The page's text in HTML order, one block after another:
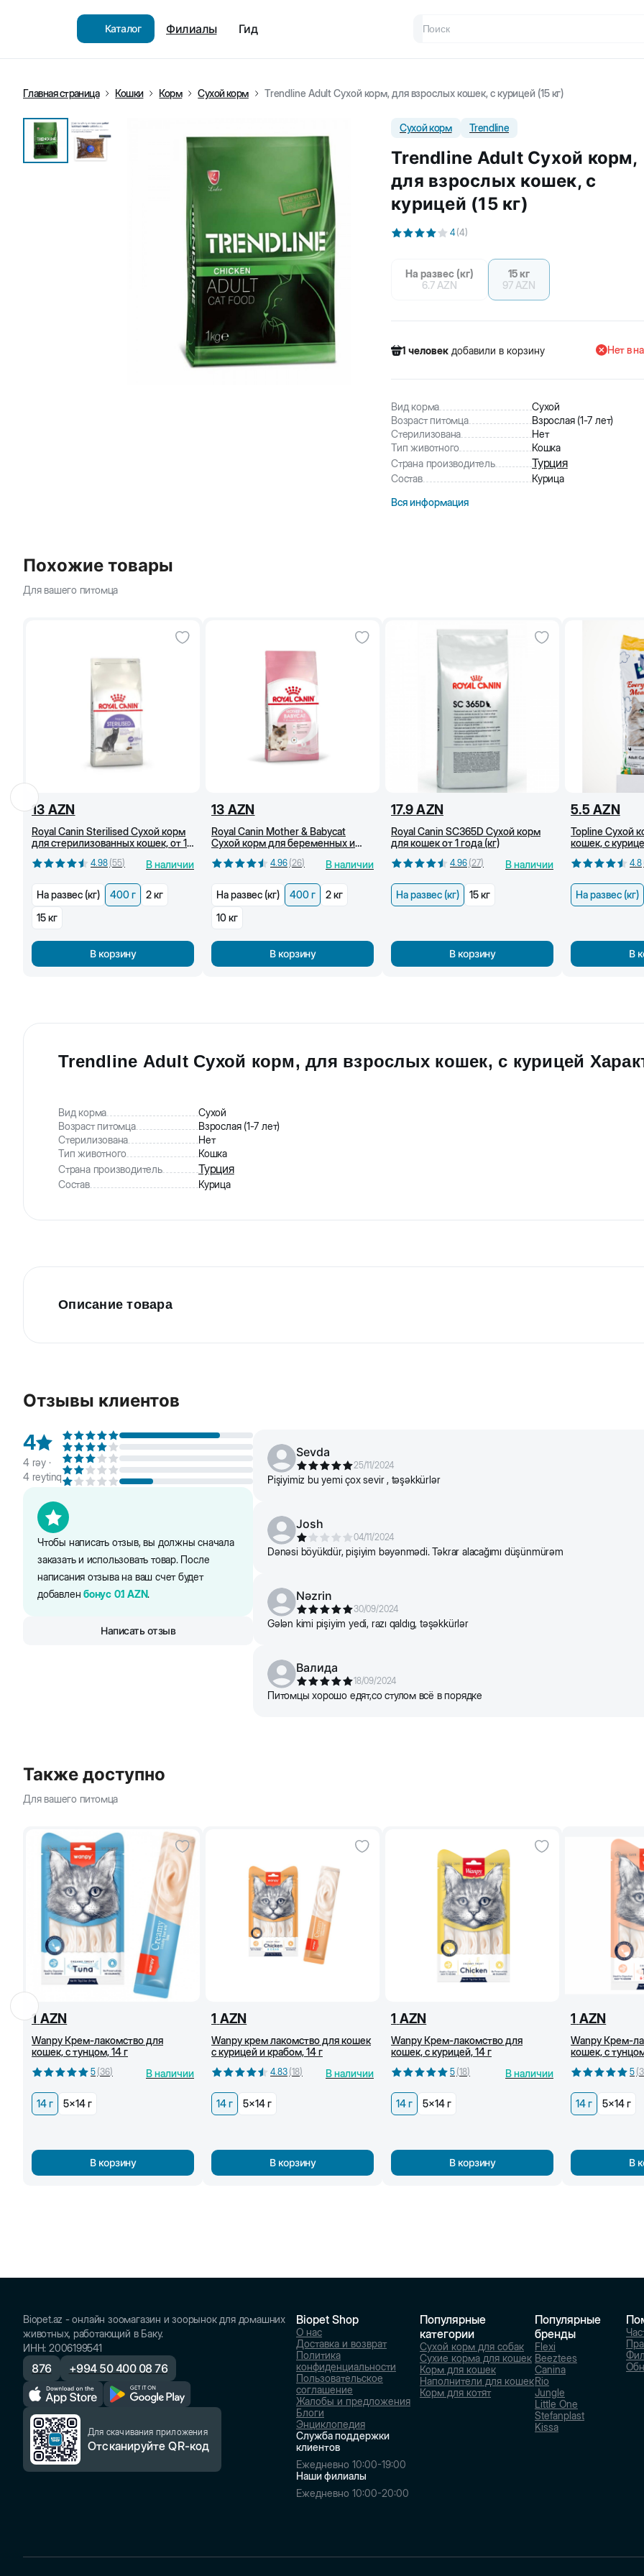
Каталог Филиалы Гид
Главная страница Кошки Корм Сухой корм Trendline Adult Сухой корм, для взрослых кошек, с курицей (15 кг)
Сухой корм Trendline
Trendline Adult Сухой корм,
для взрослых кошек, с
курицей (15 кг)
4 (4)
1 человек добавили в корзину
1 человек добавили в корзину
Нет в
На развес (кг)
6.7 AZN
15 кг
97 AZN
Вид корма
Сухой
Возраст питомца
Взрослая (1-7 лет)
Стерилизована
Нет
Тип животного
Кошка
Страна производитель
Турция
Состав
Курица
Вся информация
Похожие товары
Для вашего питомца
13 AZN
Royal Canin Sterilised Сухой корм
для стерилизованных кошек, от 1
4.98 (55) В наличии
На развес (кг) 400 г
2 кг
15 кг
В корзину
13 AZN
Royal Canin Mother & Babycat
Сухой корм для беременных и
4.96 (26) В наличии
На развес (кг) 400 г
2 кг
10 кг
В корзину
17.9 AZN
Royal Canin SC365D Сухой корм
для кошек от 1 года (кг)
4.96 (27) В наличии
На развес (кг) 15 кг
В корзину
5.5 AZN
Topline Сухой
кошек, с
4.8
На развес (кг)
В
Trendline Adult Сухой корм, для взрослых кошек, с курицей
Вид корма
Сухой
Возраст питомца
Взрослая (1-7 лет)
Стерилизована
Нет
Тип животного
Кошка
Страна производитель
Турция
Состав Курица
Описание товара
Информация об ингредиентах и нутриентном составе на сайте является справочной. Вся информация о
Отзывы клиентов
4
4rəy ·
4reytinq
Чтобы написать отзыв, вы должны сначала
заказать и использовать товар. После
написания отзыва на ваш счет будет
добавленбонус 0.1 AZN.
Написать отзыв
Sevda
25/11/2024
Pişiyimiz bu yemi çox sevir , təşəkkürlər
Josh
04/11/2024
Dənəsi böyükdür, pişiyim bəyənmədi. Təkrar alacağımı düşünmürəm
Nəzrin
30/09/2024
Gələn kimi pişiyim yedi, razı qaldıg, təşəkkürlər
Валида
18/09/2024
Питомцы хорошо едят,со стулом всё в порядке
Также доступно
Для вашего питомца
1 AZN
Wanpy Крем-лакомство для
кошек, с тунцом, 14 г
5 (36) В наличии
14 г 5x14 г
В корзину
1 AZN
Wanpy крем лакомство для кошек
с курицей и крабом, 14 г
4.83 (18) В наличии
14 г 5x14 г
В корзину
1 AZN
Wanpy Крем-лакомство для
кошек, с курицей, 14 г
5 (18) В наличии
14 г 5x14 г
В корзину
1 AZN
Wanpy Крем-
кошек, с
5 (
14 г 5x14 г
В
Biopet.az - онлайн зоомагазин и зоорынок для домашних
животных, работающий в Баку.
ИНН: 2006199541
876 +994 50 400 08 76
Для скачивания приложения
Отсканируйте QR-код
Biopet Shop
О нас
Доставка и возврат
Политика
конфиденциальности
Пользовательское
соглашение
Жалобы и предложения
Блоги
Энциклопедия
Служба поддержки
клиентов
Ежедневно 10:00-19:00
Наши филиалы
Ежедневно 10:00-20:00
Популярные
категории
Сухой корм для собак
Сухие корма для кошек
Корм для кошек
Наполнители для кошек
Корм для котят
Популярные
бренды
Flexi
Beeztees
Canina
Rio
Jungle
Little One
Stefanplast
Kissa